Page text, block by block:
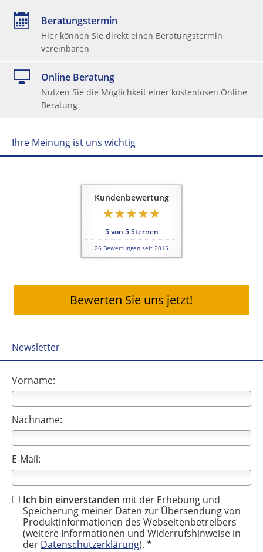
Beratungstermin
Hier können Sie direkt einen Beratungstermin
vereinbaren
Online Beratung
Nutzen Sie die Möglichkeit einer kostenlosen Online
Beratung
Ihre Meinung ist uns wichtig
Kundenbewertung
5von 5Sternen
26 Bewertungen seit 2015
Bewerten Sie uns jetzt!
Newsletter
Vorname:
Nachname:
E-Mail:
Ich bin einverstanden mit der Erhebung und
Speicherung meiner Daten zur Übersendung von
Produktinformationen des Webseitenbetreibers
(weitere Informationen und Widerrufshinweise in
der Datenschutzerklärung). *